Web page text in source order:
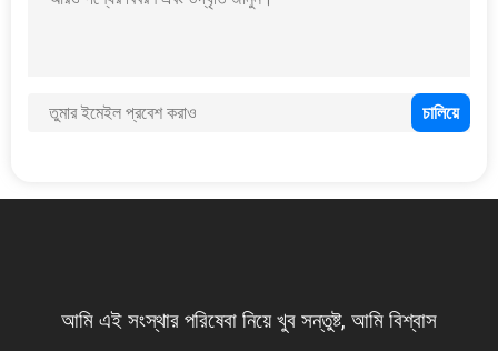
আমি এই সংস্থার পরিষেবা নিয়ে খুব সন্তুষ্ট, আমি বিশ্বাস